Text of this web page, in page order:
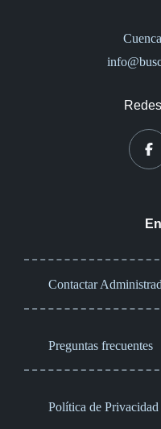
Contactar
Preguntas frecuentes
Política de Privacidad